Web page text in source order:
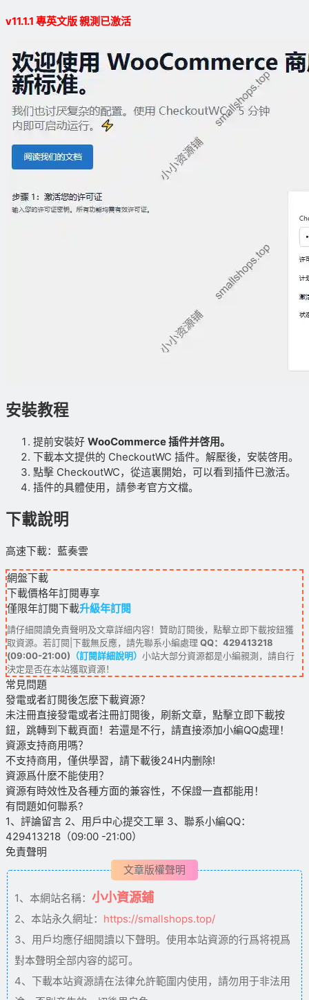
v11.1.1 專英文版 親測已激活
安裝教程
提前安裝好 WooCommerce 插件并啓用。
下載本文提供的 CheckoutWC 插件。解壓後，安裝啓用。
點擊 CheckoutWC，從這裏開始，可以看到插件已激活。
插件的具體使用，請參考官方文檔。
下載說明
高速下載：藍奏雲
網盤下載
下載價格年訂閱專享
僅限年訂閱下載升級年訂閱
請仔細閱讀免責聲明及文章詳細内容！贊助訂閱後，點擊立即下載按鈕獲
取資源。若訂閱|下載無反應，請先聯系小編處理 QQ：429413218
(09:00-21:00) （訂閱詳細說明） 小站大部分資源都是小編親測，請自行
決定是否在本站獲取資源！
常見問題
發電或者訂閱後怎麽下載資源？
未注冊直接發電或者注冊訂閱後，刷新文章，點擊立即下載按
鈕，跳轉到下載頁面！若還是不行，請直接添加小編QQ處理！
資源支持商用嗎？
不支持商用，僅供學習，請下載後24H内删除!
資源爲什麽不能使用？
資源有時效性及各種方面的兼容性，不保證一直都能用！
有問題如何聯系?
1、評論留言 2、用戶中心提交工單 3、聯系小編QQ：
429413218（09:00 -21:00）
免責聲明
文章版權聲明
1、本網站名稱： 小小資源鋪
2、本站永久網址： https://smallshops.top/
3、用戶均應仔細閱讀以下聲明。使用本站資源的行爲将視爲
對本聲明全部内容的認可。
4、下載本站資源請在法律允許範圍内使用，請勿用于非法用